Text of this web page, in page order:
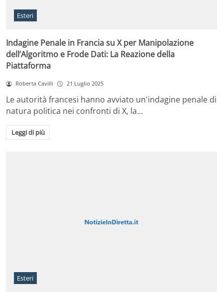
Esteri
Indagine Penale in Francia su X per Manipolazione
dell’Algoritmo e Frode Dati: La Reazione della
Piattaforma
Roberta Cavilli 21 Luglio 2025
Le autorità francesi hanno avviato un'indagine penale di
natura politica nei confronti di X, la…
Leggi di più
Esteri